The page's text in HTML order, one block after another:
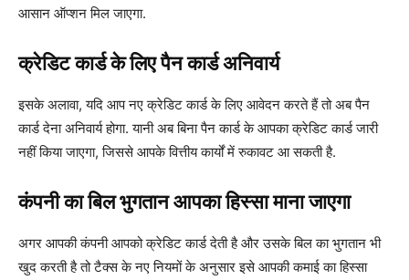
आसान ऑप्शन मिल जाएगा.
क्रेडिट कार्ड के लिए पैन कार्ड अनिवार्य
इसके अलावा, यदि आप नए क्रेडिट कार्ड के लिए आवेदन करते हैं तो अब पैन
कार्ड देना अनिवार्य होगा. यानी अब बिना पैन कार्ड के आपका क्रेडिट कार्ड जारी
नहीं किया जाएगा, जिससे आपके वित्तीय कार्यों में रुकावट आ सकती है.
कंपनी का बिल भुगतान आपका हिस्सा माना जाएगा
अगर आपकी कंपनी आपको क्रेडिट कार्ड देती है और उसके बिल का भुगतान भी
खुद करती है तो टैक्स के नए नियमों के अनुसार इसे आपकी कमाई का हिस्सा